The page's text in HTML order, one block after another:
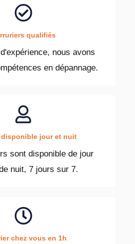
qualifiés
nous avons
en dépannage.
disponible jour et nuit
sont disponible de jour
nuit, 7 jours sur 7.
chez vous en 1h